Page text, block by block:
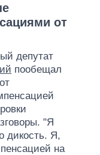
от
депутат
пообещал
"Я
дикость. Я,
на